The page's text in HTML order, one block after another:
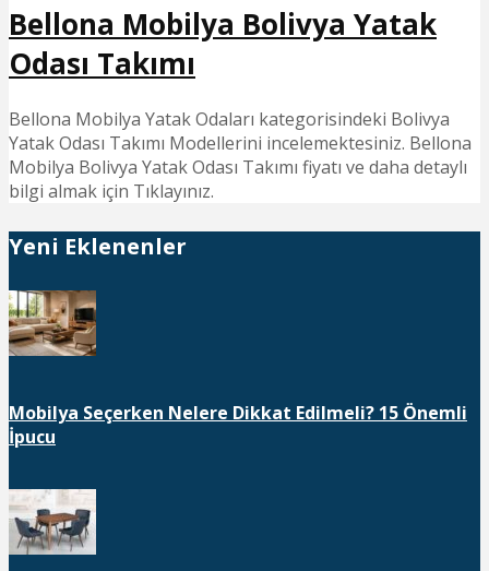
Bellona Mobilya Bolivya Yatak
Odası Takımı
Bellona Mobilya Yatak Odaları kategorisindeki Bolivya
Yatak Odası Takımı Modellerini incelemektesiniz. Bellona
Mobilya Bolivya Yatak Odası Takımı fiyatı ve daha detaylı
bilgi almak için Tıklayınız.
Yeni Eklenenler
Mobilya Seçerken Nelere Dikkat Edilmeli? 15 Önemli
İpucu